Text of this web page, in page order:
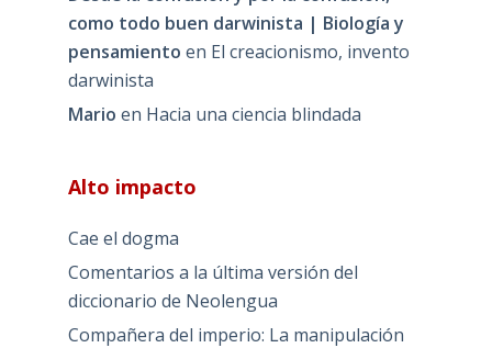
como todo buen darwinista | Biología y
pensamiento en El creacionismo, invento
darwinista
Mario en Hacia una ciencia blindada
Alto impacto
Cae el dogma
Comentarios a la última versión del
diccionario de Neolengua
Compañera del imperio: La manipulación